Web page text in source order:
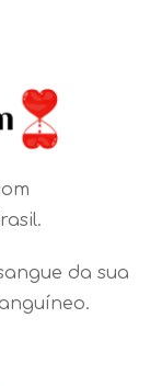
da sua